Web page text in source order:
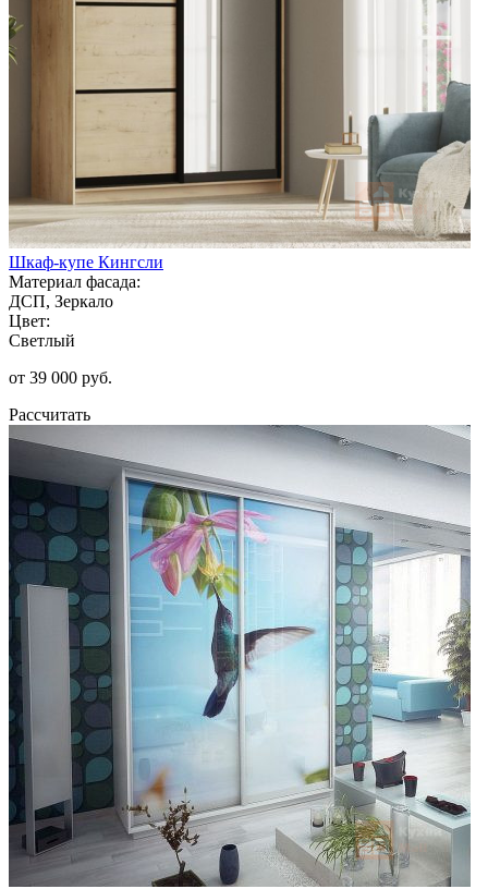
Шкаф-купе Кингсли
Материал фасада:
ДСП, Зеркало
Цвет:
Светлый
от 39 000 руб.
Рассчитать